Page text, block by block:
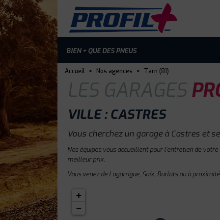
BIEN + QUE DES PNEUS
Accueil > Nos agences > Tarn (81)
LES GARAGES
VILLE : CASTRES
Vous cherchez un garage à Castres et
Nos équipes vous accueillent pour l'entretien de
meilleur prix.
Vous venez de Lagarrigue, Saïx, Burlats ou à
+
−